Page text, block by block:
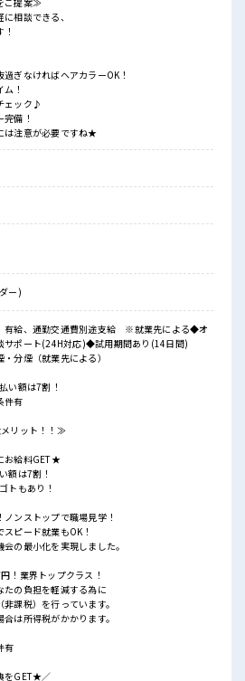
相談できる、
ぎなければヘアカラーOK！
！
ェック♪
備！
は注意が必要ですね★
ー)
有給、通勤交通費別途支給 ※就業先による◆オ
サポート(24H対応)◆試用期間あり(14日間)
分煙（就業先による）
い額は7割！
件有
リット！！≫
お給料GET★
額は7割！
トもあり！
ンストップで職場見学！
ピード就業もOK！
の最小化を実現しました。
！業界トップクラス！
たの負担を軽減する為に
課税）を行っています。
は所得税がかかります。
有
をGET★／